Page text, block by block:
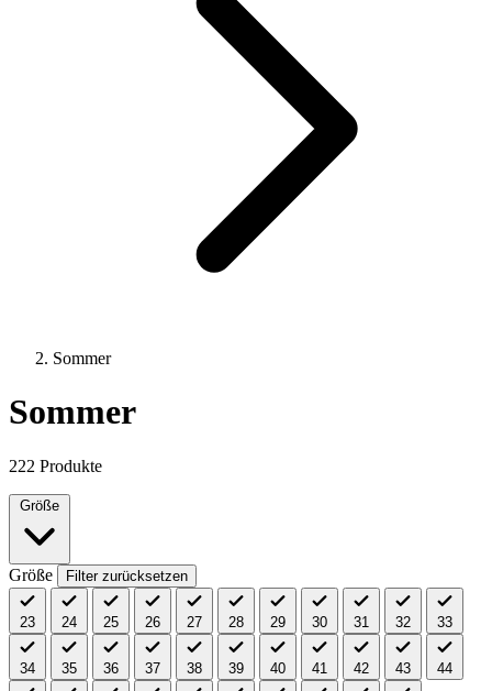
Sommer
Sommer
222 Produkte
Größe
Größe Filter zurücksetzen
23 24 25 26 27 28 29 30 31 32 33
34 35 36 37 38 39 40 41 42 43 44